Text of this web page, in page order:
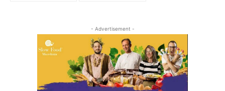
- Advertisement -